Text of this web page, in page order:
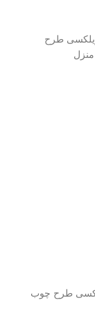
طرح
طرح چوب